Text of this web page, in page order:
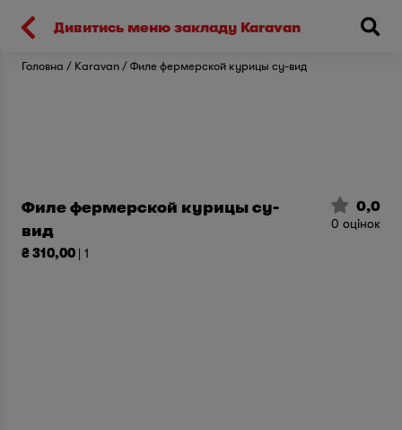
Киев
Головна Karavan Филе фермерской курицы су-вид
Дивитись меню закладу Karavan
Филе фермерской курицы су-
вид
₴ 310,00 | 1
0,0
0 оцінок